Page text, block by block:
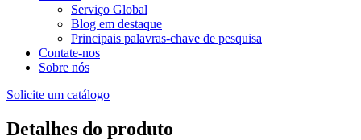
Serviço Global
Blog em destaque
Principais palavras-chave de pesquisa
Contate-nos
Sobre nós
Solicite um catálogo
Detalhes do produto